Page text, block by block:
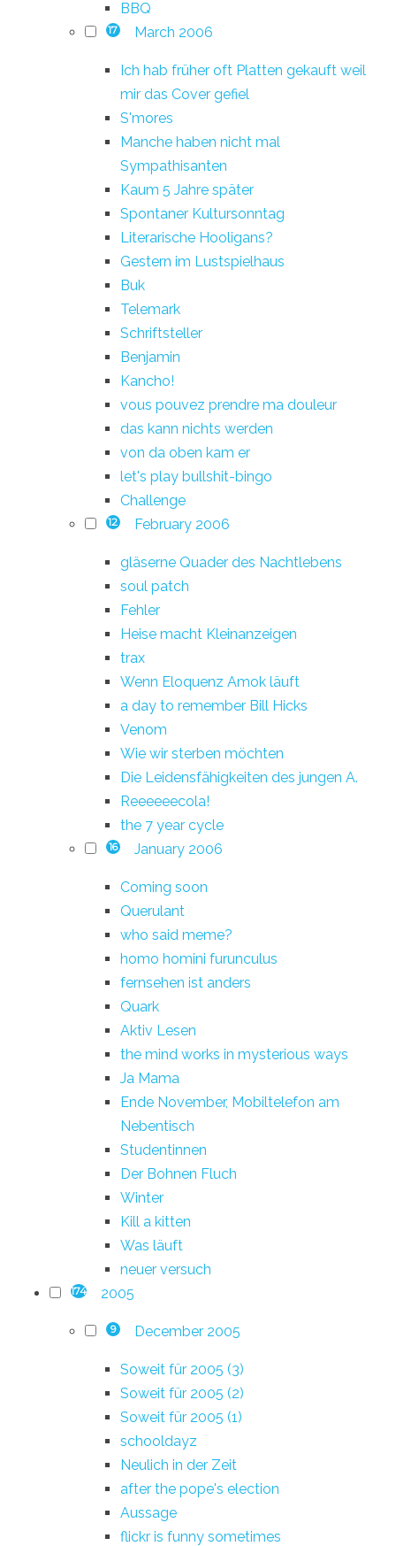
BBQ
17 March 2006
Ich hab früher oft Platten gekauft weil
mir das Cover gefiel
S'mores
Manche haben nicht mal
Sympathisanten
Kaum 5 Jahre später
Spontaner Kultursonntag
Literarische Hooligans?
Gestern im Lustspielhaus
Buk
Telemark
Schriftsteller
Benjamin
Kancho!
vous pouvez prendre ma douleur
das kann nichts werden
von da oben kam er
let's play bullshit-bingo
Challenge
12 February 2006
gläserne Quader des Nachtlebens
soul patch
Fehler
Heise macht Kleinanzeigen
trax
Wenn Eloquenz Amok läuft
a day to remember Bill Hicks
Venom
Wie wir sterben möchten
Die Leidensfähigkeiten des jungen A.
Reeeeeecola!
the 7 year cycle
16 January 2006
Coming soon
Querulant
who said meme?
homo homini furunculus
fernsehen ist anders
Quark
Aktiv Lesen
the mind works in mysterious ways
Ja Mama
Ende November, Mobiltelefon am
Nebentisch
Studentinnen
Der Bohnen Fluch
Winter
Kill a kitten
Was läuft
neuer versuch
174 2005
9 December 2005
Soweit für 2005 (3)
Soweit für 2005 (2)
Soweit für 2005 (1)
schooldayz
Neulich in der Zeit
after the pope's election
Aussage
flickr is funny sometimes